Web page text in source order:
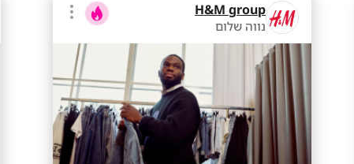
H&M group
נווה שלום